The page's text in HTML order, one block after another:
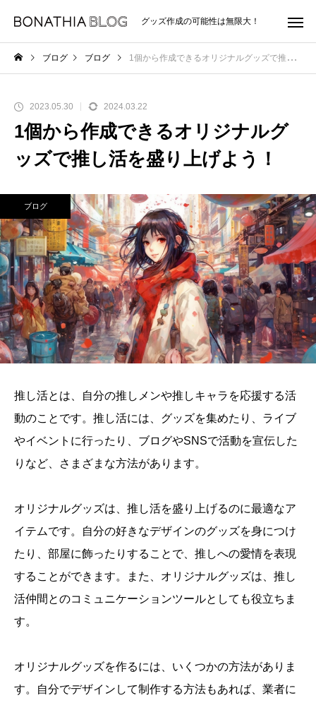
グッズ作成の可能性は無限大！
ブログ ブログ 1個から作成できるオリジナルグッズで推し活を盛り上げよう！
2023.05.30 2024.03.22
1個から作成できるオリジナルグ
ッズで推し活を盛り上げよう！
ブログ
推し活とは、自分の推しメンや推しキャラを応援する活
動のことです。推し活には、グッズを集めたり、ライブ
やイベントに行ったり、ブログやSNSで活動を宣伝した
りなど、さまざまな方法があります。
オリジナルグッズは、推し活を盛り上げるのに最適なア
イテムです。自分の好きなデザインのグッズを身につけ
たり、部屋に飾ったりすることで、推しへの愛情を表現
することができます。また、オリジナルグッズは、推し
活仲間とのコミュニケーションツールとしても役立ちま
す。
オリジナルグッズを作るには、いくつかの方法がありま
す。自分でデザインして制作する方法もあれば、業者に